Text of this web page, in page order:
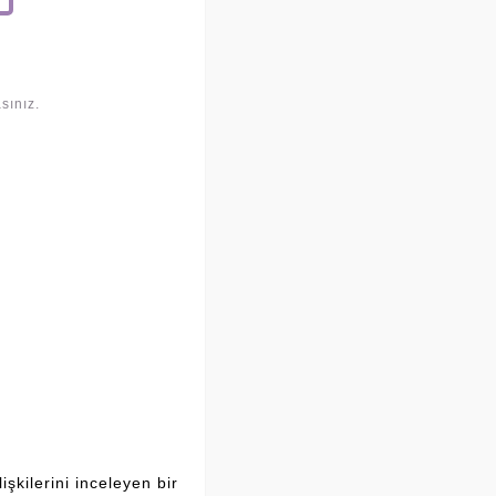
inceleyen bir